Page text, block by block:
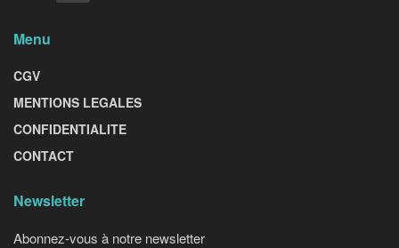
Menu
CGV
MENTIONS LEGALES
CONFIDENTIALITE
CONTACT
Newsletter
Abonnez-vous à notre newsletter